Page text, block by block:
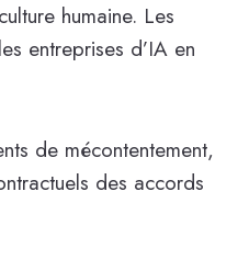
humaine. Les
entreprises d’IA en
de mécontentement,
des accords